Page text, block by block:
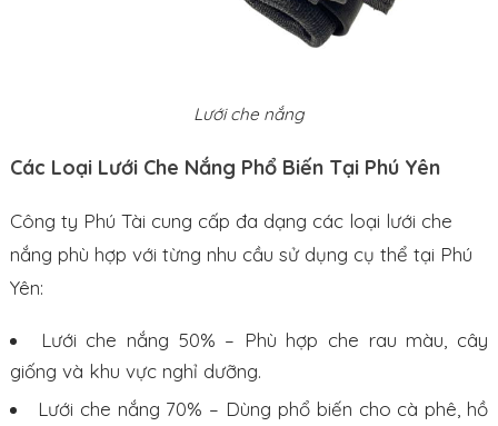
Lưới che nắng
Các Loại Lưới Che Nắng Phổ Biến Tại Phú Yên
Công ty Phú Tài cung cấp đa dạng các loại lưới che
nắng phù hợp với từng nhu cầu sử dụng cụ thể tại Phú
Yên:
Lưới che nắng 50% – Phù hợp che rau màu, cây
giống và khu vực nghỉ dưỡng.
Lưới che nắng 70% – Dùng phổ biến cho cà phê, hồ